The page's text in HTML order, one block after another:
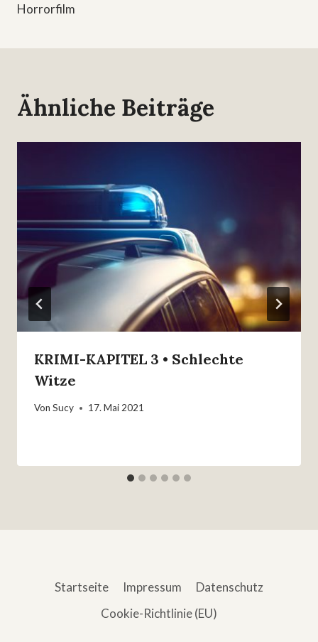
Horrorfilm
Ähnliche Beiträge
KRIMI-KAPITEL 3 • Schlechte
Witze
Von Sucy 17. Mai 2021
Startseite Impressum
Datenschutz
Cookie-Richtlinie (EU)